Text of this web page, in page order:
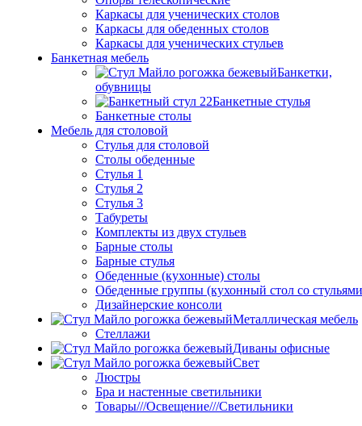
Каркасы для ученических столов
Каркасы для обеденных столов
Каркасы для ученических стульев
Банкетная мебель
Банкетки,
обувницы
Банкетные стулья
Банкетные столы
Мебель для столовой
Стулья для столовой
Столы обеденные
Стулья 1
Стулья 2
Стулья 3
Табуреты
Комплекты из двух стульев
Барные столы
Барные стулья
Обеденные (кухонные) столы
Обеденные группы (кухонный стол со
Дизайнерские консоли
Металлическая мебель
Стеллажи
Диваны офисные
Свет
Люстры
Бра и настенные светильники
Товары///Освещение///Светильники